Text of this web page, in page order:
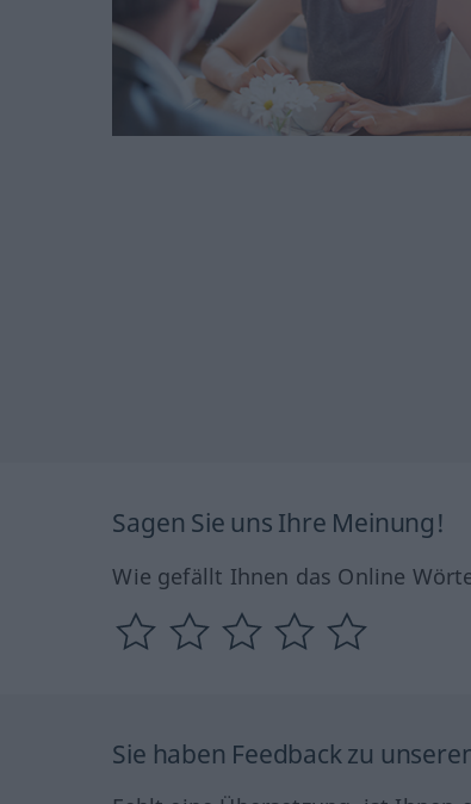
Sagen Sie uns Ihre Meinung!
Wie gefällt Ihnen das Online
Sie haben Feedback zu